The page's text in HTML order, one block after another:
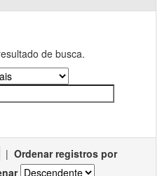
de busca.
| Ordenar registros por